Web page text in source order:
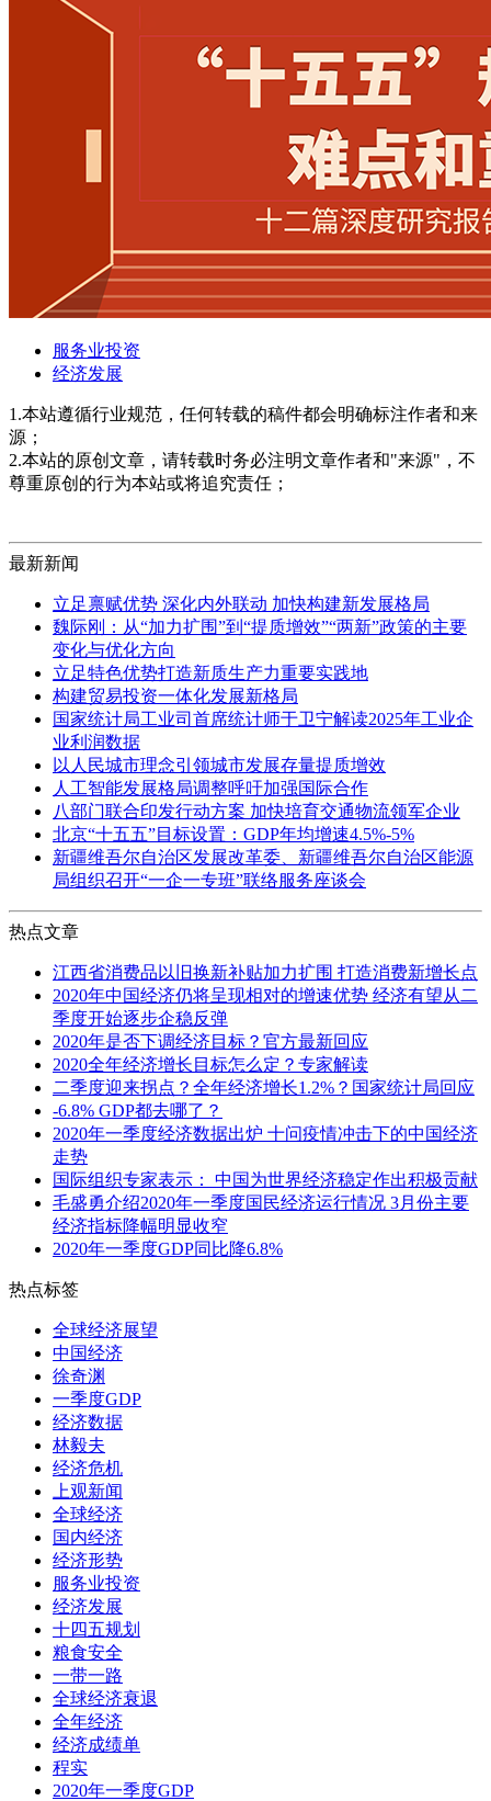
服务业投资
经济发展
1.本站遵循行业规范，任何转载的稿件都会明确标注作者和来
源；
2.本站的原创文章，请转载时务必注明文章作者和"来源"，不
尊重原创的行为本站或将追究责任；
最新新闻
立足禀赋优势 深化内外联动 加快构建新发展格局
魏际刚：从“加力扩围”到“提质增效”“两新”政策的主要
变化与优化方向
立足特色优势打造新质生产力重要实践地
构建贸易投资一体化发展新格局
国家统计局工业司首席统计师于卫宁解读2025年工业企
业利润数据
以人民城市理念引领城市发展存量提质增效
人工智能发展格局调整呼吁加强国际合作
八部门联合印发行动方案 加快培育交通物流领军企业
北京“十五五”目标设置：GDP年均增速4.5%-5%
新疆维吾尔自治区发展改革委、新疆维吾尔自治区能源
局组织召开“一企一专班”联络服务座谈会
热点文章
江西省消费品以旧换新补贴加力扩围 打造消费新增长点
2020年中国经济仍将呈现相对的增速优势 经济有望从二
季度开始逐步企稳反弹
2020年是否下调经济目标？官方最新回应
2020全年经济增长目标怎么定？专家解读
二季度迎来拐点？全年经济增长1.2%？国家统计局回应
-6.8% GDP都去哪了？
2020年一季度经济数据出炉 十问疫情冲击下的中国经济
走势
国际组织专家表示： 中国为世界经济稳定作出积极贡献
毛盛勇介绍2020年一季度国民经济运行情况 3月份主要
经济指标降幅明显收窄
2020年一季度GDP同比降6.8%
热点标签
全球经济展望
中国经济
徐奇渊
一季度GDP
经济数据
林毅夫
经济危机
上观新闻
全球经济
国内经济
经济形势
服务业投资
经济发展
十四五规划
粮食安全
一带一路
全球经济衰退
全年经济
经济成绩单
程实
2020年一季度GDP